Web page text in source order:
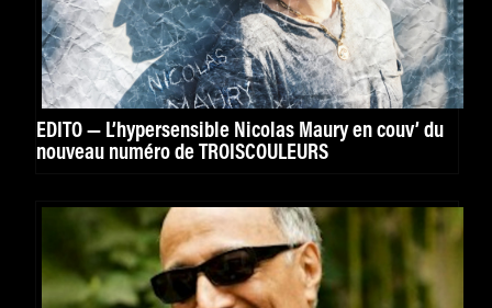
EDITO — L’hypersensible Nicolas Maury en couv’ du
nouveau numéro de TROISCOULEURS